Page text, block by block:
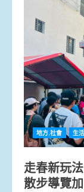
地方.社會 生活
走春新玩
散步導覽